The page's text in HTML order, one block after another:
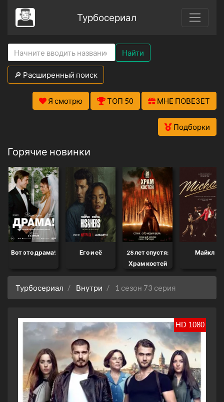
Турбосериал
Найти
🔎 Расширенный поиск
Я смотрю ТОП 50 МНЕ ПОВЕЗЕТ
Подборки
Горячие новинки
Вот это драма! Его и её
28 лет спустя:
Храм костей
Майкл
Турбосериал Внутри 1 сезон 73 серия
HD 1080